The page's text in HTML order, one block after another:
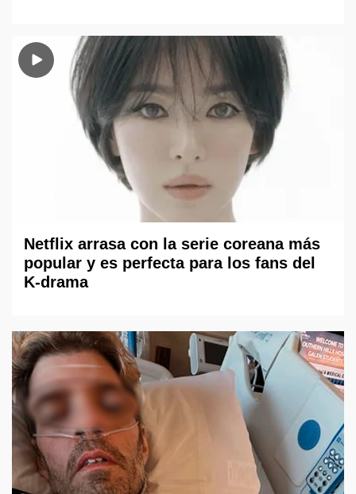
Netflix arrasa con la serie coreana más
popular y es perfecta para los fans del
K-drama